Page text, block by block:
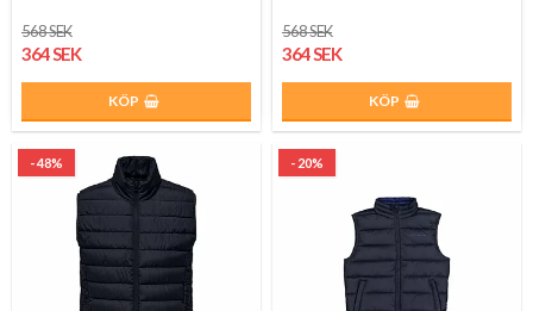
568 SEK
364 SEK
KÖP
568 SEK
364 SEK
KÖP
- 48% - 20%